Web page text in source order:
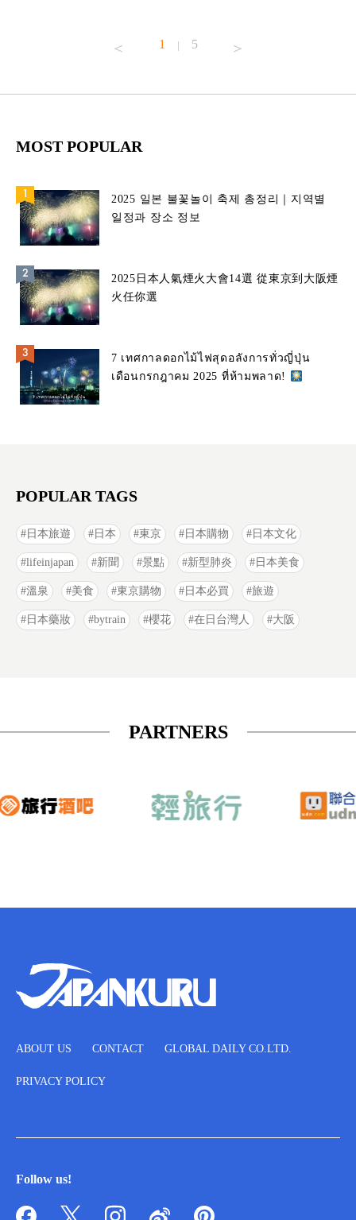
1 | 5
MOST POPULAR
2025 일본 불꽃놀이 축제 총정리｜지역별
일정과 장소 정보
2025日本人氣煙火大會14選 從東京到大阪煙
火任你選
7 เทศกาลดอกไม้ไฟสุดอลังการทั่วญี่ปุ่น
เดือนกรกฎาคม 2025 ที่ห้ามพลาด!
POPULAR TAGS
日本旅遊 日本 東京 日本購物 日本文化
lifeinjapan 新聞 景點 新型肺炎 日本美食
溫泉 美食 東京購物 日本必買 旅遊
日本藥妝 bytrain 櫻花 在日台灣人 大阪
PARTNERS
ABOUT US CONTACT GLOBAL DAILY CO.LTD.
PRIVACY POLICY
Follow us!